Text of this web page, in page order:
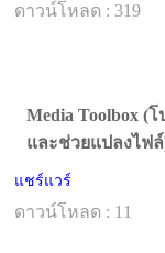
ดาวน์โหลด : 319
Media Toolbox (
และช่วยแปลงไฟ
แชร์แวร์
ดาวน์โหลด : 11